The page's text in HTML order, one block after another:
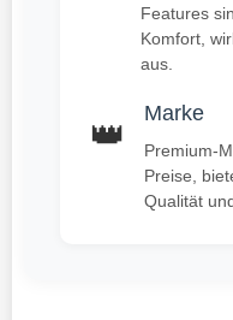
Features
Komfort,
aus.
👑
Marke
Premium-
Preise,
Qualität